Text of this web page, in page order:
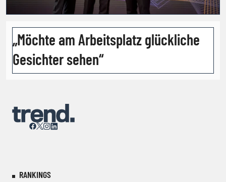
„Möchte am Arbeitsplatz glückliche
Gesichter sehen“
RANKINGS